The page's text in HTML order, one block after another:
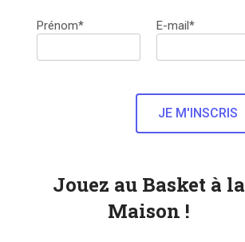
Prénom* E-mail*
Jouez au Basket à la
Maison !